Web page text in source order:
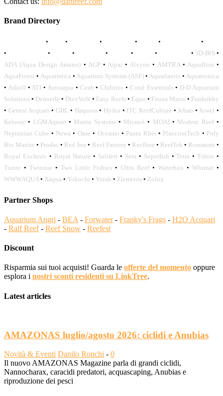
Brand Directory
• • • • • •
•
• • • • • • 3D-IRS •
ADA (Aqua Design Amano) • AGP• Aipai • Alxyon • AMTRA• Aquaflora •
AquaForest • Aquaristica • Aquarium Systems (ASF)• Aquatlantis • Aquatronica
• Askoll • ATI • Autoaqua • Ceab • Chihiros • Coral Essentials• D-D Aquarium
Solutions • Dennerle • DiveVolk • Easy Reefs• Equo • Fauna Marin • Funhobby
• Genesi Acquari • GHL • Haquoss• Hydor • ITC ReefCulture •Jebao •Juwel •
Keloray • LGMAquari • Manta Systems• Micmol • MOAI • Modern Reef•
Neptunian Cube • Newa • Oase • Oceamo • Panta Rhei • PlanctonTech • Poly
Bio Marine • Prodac • Red Sea • Reef Factory • Reefline • ReefTek • Rossmont •
Royal Exclusiv • Royal Nature • Salifert • Sera • Superfish •Tetra •Triton •
Tunze • Twinstar • Two Little Fishies • Ultra Reef • Waterbox • Whimar •
WWWAQUA• Xaqua • Yokuchi • Yorah • Zlements • Zolux
Partner Shops
Aquarium Angri - BEA - Forwater- Franky's Frags - H2O Acquari
- Ralf Reef- Reef Snow - Reefest
Discount
Risparmia sui tuoi acquisti! Guarda le offerte del momento oppure
esplora i nostri sconti residenti su LinkTree.
Latest articles
AMAZONAS luglio/agosto 2026: ciclidi e Anubias
Novità & Eventi Danilo Ronchi - 0
Il nuovo AMAZONAS Magazine parla di grandi ciclidi,
Nannocharax, caracidi predatori, acquascaping, Anubias e
riproduzione dei pesci